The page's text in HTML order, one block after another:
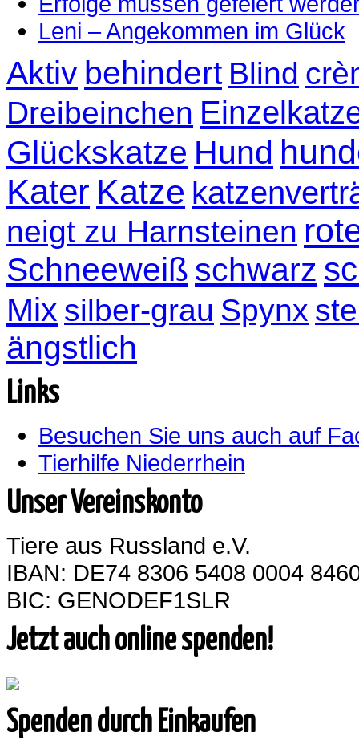
Leni – Angekommen im Glück
Aktiv behindert Blind
Dreibeinchen
Glückskatze Hund
Kater Katze
neigt zu Harnsteinen
Schneeweiß schwarz
Mix silber-grau Spynx
ängstlich
Links
Besuchen Sie uns auch auf
Tierhilfe Niederrhein
Unser Vereinskonto
Tiere aus Russland e.V.
IBAN: DE74 8306 5408 0004
BIC: GENODEF1SLR
Jetzt auch online spenden!
Spenden durch Einkaufen